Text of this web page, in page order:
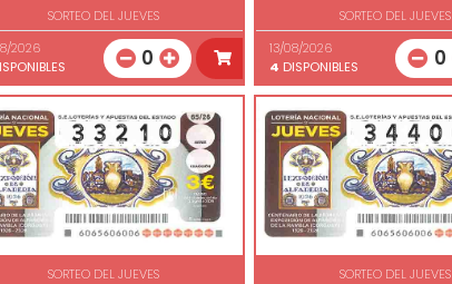
SORTEO DEL JUEVES
2026
0
SORTEO DEL JUEVES
13/08/2026
4 DISPONIBLES 0
SORTEO DEL JUEVES
SORTEO DEL JUEVES